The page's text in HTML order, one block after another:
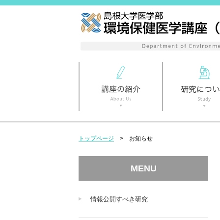
トップページ お知らせ
MENU
情報公開すべき研究